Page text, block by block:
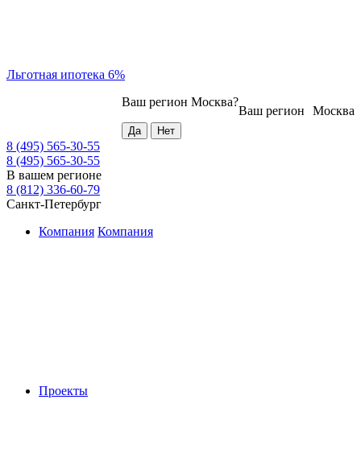
Льготная ипотека 6%
Москва
Ваш регион
Ваш регион Москва?
8 (495) 565-30-55
8 (495) 565-30-55
В вашем регионе
8 (812) 336-60-79
Санкт-Петербург
Компания Компания
Проекты